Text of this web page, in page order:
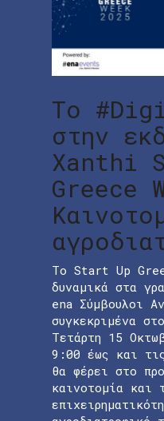
To
στην
Xanthi
Greece
Το Start Up
δυναμικά στα
ena Σύμβουλοι
συγκεκριμένα
Τετάρτη 15
9:00 έως και
θα φέρει στο
καινοτομία και